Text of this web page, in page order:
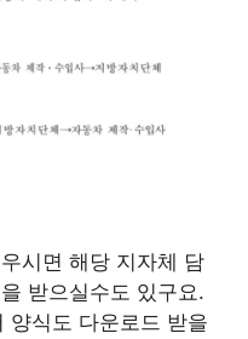
시면 해당 지자체 담
받으실수도 있구요.
양식도 다운로드 받을